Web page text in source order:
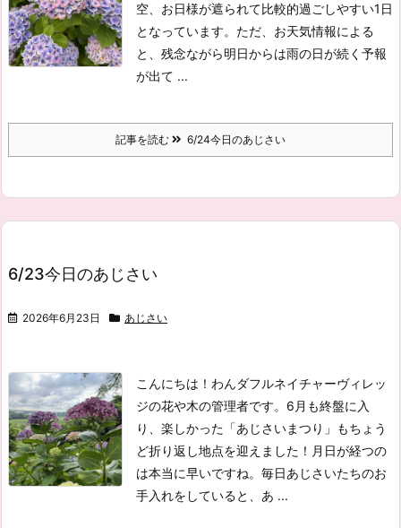
空、お日様が遮られて比較的過ごしやすい1日
となっています。 ただ、お天気情報による
と、残念ながら明日からは雨の日が続く予報
が出て ...
記事を読む 6/24今日のあじさい
6/23今日のあじさい
2026年6月23日 あじさい
こんにちは！わんダフルネイチャーヴィレッ
ジの花や木の管理者です。 6月も終盤に入
り、楽しかった「あじさいまつり」もちょう
ど折り返し地点を迎えました！月日が経つの
は本当に早いですね。毎日あじさいたちのお
手入れをしていると、あ ...